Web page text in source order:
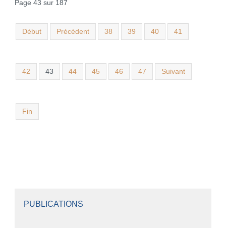
Page 43 sur 187
Début Précédent 38 39 40 41
42 43 44 45 46 47 Suivant
Fin
PUBLICATIONS